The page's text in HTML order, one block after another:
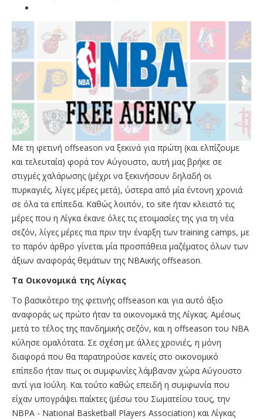
Με τη φετινή offseason να ξεκινά για πρώτη (και ελπίζουμε
και τελευταία) φορά τον Αύγουστο, αυτή μας βρήκε σε
στιγμές χαλάρωσης (μέχρι να ξεκινήσουν δηλαδή οι
πυρκαγιές, λίγες μέρες μετά), ύστερα από μία έντονη χρονιά
σε όλα τα επίπεδα. Καθώς λοιπόν, το site ήταν κλειστό τις
μέρες που η Λίγκα έκανε όλες τις ετοιμασίες της για τη νέα
σεζόν, λίγες μέρες πια πριν την έναρξη των training camps, με
το παρόν άρθρο γίνεται μία προσπάθεια μαζέματος όλων των
άξιων αναφοράς θεμάτων της ΝΒΑικής offseason.
Τα Οικονομικά της Λίγκας
To βασικότερο της φετινής offseason και για αυτό άξιο
αναφοράς ως πρώτο ήταν τα οικονομικά της Λίγκας. Αμέσως
μετά το τέλος της πανδημικής σεζόν, και η offseason του ΝΒΑ
κύλησε ομαλότατα. Σε σχέση με άλλες χρονιές, η μόνη
διαφορά που θα παρατηρούσε κανείς στο οικονομικό
επίπεδο ήταν πως οι συμφωνίες λάμβαναν χώρα Αύγουστο
αντί για Ιούλη. Και τούτο καθώς επειδή η συμφωνία που
είχαν υπογράψει παίκτες (μέσω του Σωματείου τους, την
NBPA - National Basketball Players Association) και Λίγκας